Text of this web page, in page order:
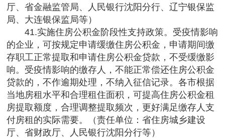
厅、省金融监管局、人民银行沈阳分行、辽宁银保监
局、大连银保监局等）
41.实施住房公积金阶段性支持政策。受疫情影响
的企业，可按规定申请缓缴住房公积金，申请期间缴
存职工正常提取和申请住房公积金贷款，不受缓缴影
响。受疫情影响的缴存人，不能正常偿还住房公积金
贷款的，不作逾期处理，不纳入征信记录。各市根据
当地房租水平和合理租住面积，可提高住房公积金租
房提取额度，合理调整提取频次，更好满足缴存人支
付房租的实际需要。（责任单位：省住房城乡建设
厅、省财政厅、人民银行沈阳分行等）